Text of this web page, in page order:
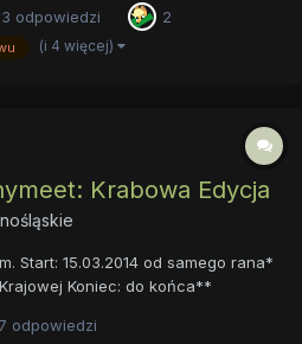
wcale nie przywiązują wagi do
liczy się dla was ubiór drugieg...
odpowiedzi 2
(i 4 więcej)
Krabowa Edycja
Start: 15.03.2014 od samego rana*
Koniec: do końca**
------------------------ *rekordziści
odpowiedzi